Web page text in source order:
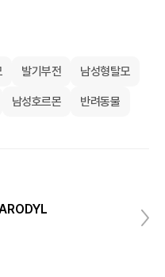
발기부전 남성형탈모
남성호르몬 반려동물